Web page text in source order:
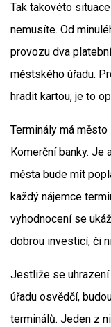
Tak takovéto
nemusíte. Od
provozu dva
městského úřadu.
hradit kartou, je to
Terminály má
Komerční banky. Je
města bude mít
každý nájemce
vyhodnocení se
dobrou investicí, či
Jestliže se
úřadu osvědčí,
terminálů. Jeden z